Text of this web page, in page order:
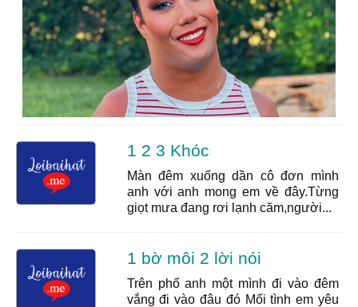
1 2 3 Khóc
Màn đêm xuống dần cô đơn mình
anh với anh mong em về đây.Từng
giọt mưa đang rơi lạnh căm,người...
1 bờ môi 2 lời nói
Trên phố anh một mình đi vào đêm
vắng đi vào đâu đó Mối tình em yêu